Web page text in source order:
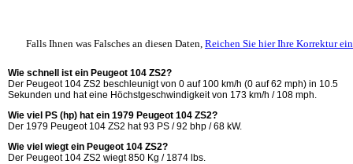
Falls Ihnen was Falsches an diesen Daten, Reichen Sie hier Ihre Korrektur ein
Wie schnell ist ein Peugeot 104 ZS2?
Der Peugeot 104 ZS2 beschleunigt von 0 auf 100 km/h (0 auf 62 mph) in 10.5
Sekunden und hat eine Höchstgeschwindigkeit von 173 km/h / 108 mph.
Wie viel PS (hp) hat ein 1979 Peugeot 104 ZS2?
Der 1979 Peugeot 104 ZS2 hat 93 PS / 92 bhp / 68 kW.
Wie viel wiegt ein Peugeot 104 ZS2?
Der Peugeot 104 ZS2 wiegt 850 Kg / 1874 lbs.